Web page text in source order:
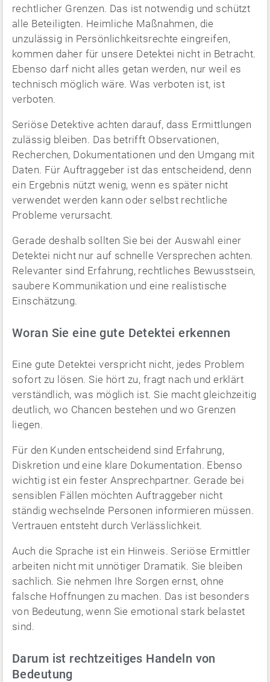
rechtlicher Grenzen. Das ist notwendig und schützt
alle Beteiligten. Heimliche Maßnahmen, die
unzulässig in Persönlichkeitsrechte eingreifen,
kommen daher für unsere Detektei nicht in Betracht.
Ebenso darf nicht alles getan werden, nur weil es
technisch möglich wäre. Was verboten ist, ist
verboten.
Seriöse Detektive achten darauf, dass Ermittlungen
zulässig bleiben. Das betrifft Observationen,
Recherchen, Dokumentationen und den Umgang mit
Daten. Für Auftraggeber ist das entscheidend, denn
ein Ergebnis nützt wenig, wenn es später nicht
verwendet werden kann oder selbst rechtliche
Probleme verursacht.
Gerade deshalb sollten Sie bei der Auswahl einer
Detektei nicht nur auf schnelle Versprechen achten.
Relevanter sind Erfahrung, rechtliches Bewusstsein,
saubere Kommunikation und eine realistische
Einschätzung.
Woran Sie eine gute Detektei erkennen
Eine gute Detektei verspricht nicht, jedes Problem
sofort zu lösen. Sie hört zu, fragt nach und erklärt
verständlich, was möglich ist. Sie macht gleichzeitig
deutlich, wo Chancen bestehen und wo Grenzen
liegen.
Für den Kunden entscheidend sind Erfahrung,
Diskretion und eine klare Dokumentation. Ebenso
wichtig ist ein fester Ansprechpartner. Gerade bei
sensiblen Fällen möchten Auftraggeber nicht
ständig wechselnde Personen informieren müssen.
Vertrauen entsteht durch Verlässlichkeit.
Auch die Sprache ist ein Hinweis. Seriöse Ermittler
arbeiten nicht mit unnötiger Dramatik. Sie bleiben
sachlich. Sie nehmen Ihre Sorgen ernst, ohne
falsche Hoffnungen zu machen. Das ist besonders
von Bedeutung, wenn Sie emotional stark belastet
sind.
Darum ist rechtzeitiges Handeln von
Bedeutung